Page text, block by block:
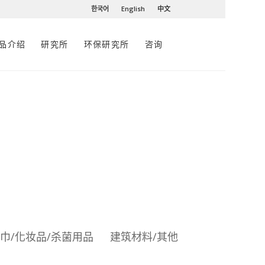
한국어 English 中文
介绍 研究所 环保研究所 咨询
/化妆品/杀菌用品 建筑材料/其他